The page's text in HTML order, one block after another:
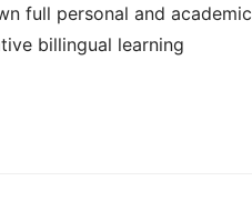
full personal and academic
billingual learning